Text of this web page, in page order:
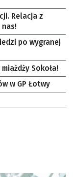
Relacja z
po wygranej
Sokoła!
w GP Łotwy